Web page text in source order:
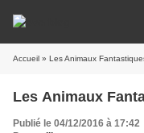
Accueil » Les Animaux
Les Animaux
Publié le 04/12/2016 à 17:42